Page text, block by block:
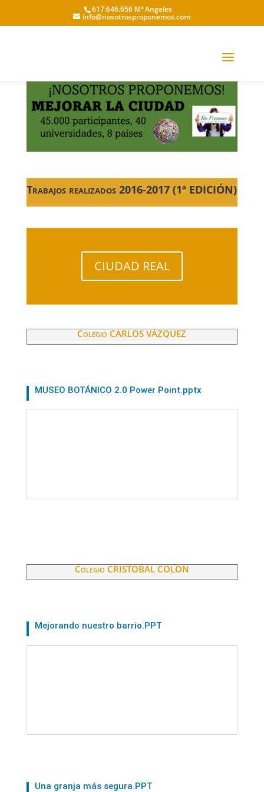
617.646.656 Mª Angeles
info@nosotrosproponemos.com
Trabajos realizados 2016-2017 (1ª EDICIÓN)
CIUDAD REAL
Colegio CARLOS VÁZQUEZ
MUSEO BOTÁNICO 2.0 Power Point.pptx
Colegio CRISTOBAL COLÓN
Mejorando nuestro barrio.PPT
Una granja más segura.PPT